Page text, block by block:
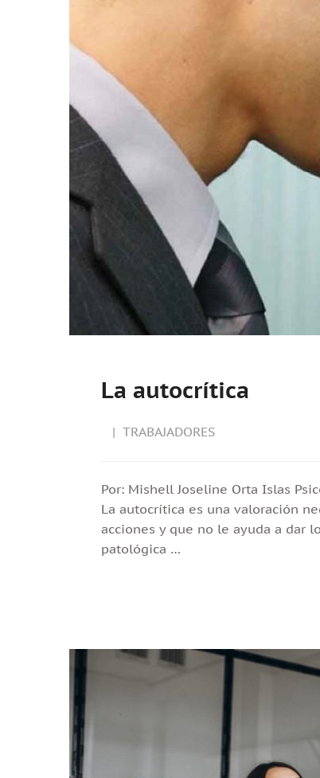
La autocrítica
TRABAJADORES
Por: Mishell Joseline Orta Islas
La autocrítica es una valoración
acciones y que no le ayuda a dar
patológica …